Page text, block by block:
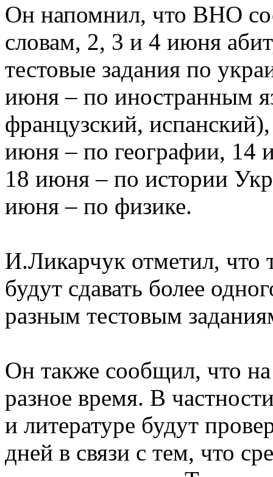
Он напомнил, что ВНО
словам, 2, 3 и 4 июня
тестовые задания по
июня – по иностранным
французский,
июня – по географии, 14
18 июня – по истории
июня – по физике.
И.Ликарчук отметил, что
будут сдавать более
разным тестовым
Он также сообщил, что на
разное время. В
и литературе будут
дней в связи с тем, что